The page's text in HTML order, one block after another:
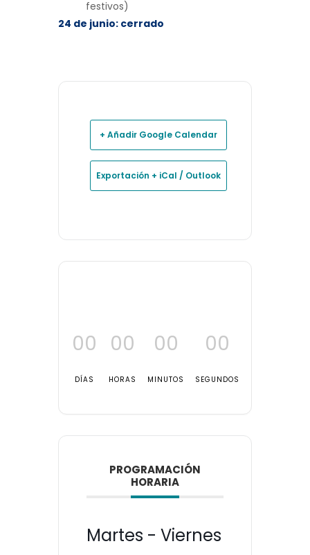
festivos)
24 de junio: cerrado
+ Añadir Google Calendar
Exportación + iCal / Outlook
00
DÍAS
00
HORAS
00
MINUTOS
00
SEGUNDOS
PROGRAMACIÓN
HORARIA
Martes - Viernes